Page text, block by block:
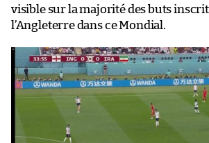
visible sur la majorité des buts
l’Angleterre dans ce Mondial.